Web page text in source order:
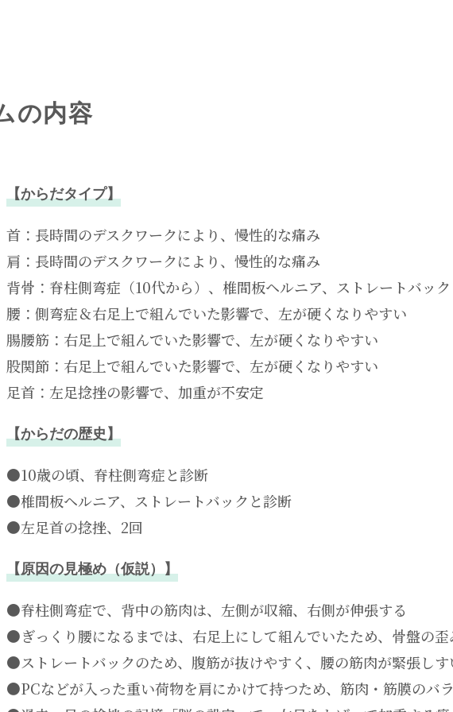
の内容
【からだタイプ】
首：長時間のデスクワークにより、慢性的な痛み
肩：長時間のデスクワークにより、慢性的な痛み
背骨：脊柱側弯症（10代から）、椎間板ヘルニア、ストレートバッ
腰：側弯症＆右足上で組んでいた影響で、左が硬くなりやすい
腸腰筋：右足上で組んでいた影響で、左が硬くなりやすい
股関節：右足上で組んでいた影響で、左が硬くなりやすい
足首：左足捻挫の影響で、加重が不安定
【からだの歴史】
●10歳の頃、脊柱側弯症と診断
●椎間板ヘルニア、ストレートバックと診断
●左足首の捻挫、2回
【原因の見極め（仮説）】
●脊柱側弯症で、背中の筋肉は、左側が収縮、右側が伸張する
●ぎっくり腰になるまでは、右足上にして組んでいたため、骨盤の
●ストレートバックのため、腹筋が抜けやすく、腰の筋肉が緊張しす
●PCなどが入った重い荷物を肩にかけて持つため、筋肉・筋膜のバ